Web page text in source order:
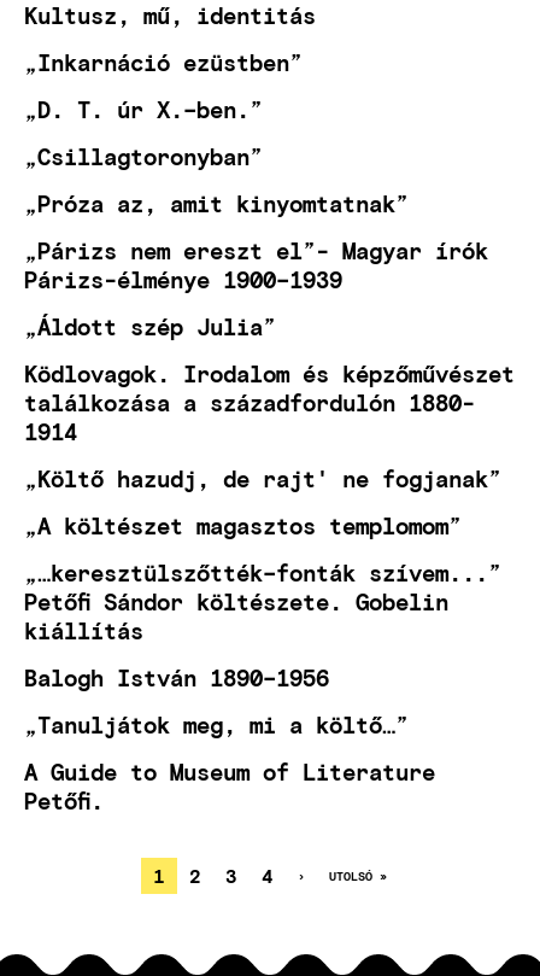
Kultusz, mű, identitás
„Inkarnáció ezüstben”
„D. T. úr X.–ben.”
„Csillagtoronyban”
„Próza az, amit kinyomtatnak”
„Párizs nem ereszt el”- Magyar írók
Párizs-élménye 1900–1939
„Áldott szép Julia”
Ködlovagok. Irodalom és képzőművészet
találkozása a századfordulón 1880-
1914
„Költő hazudj, de rajt' ne fogjanak”
„A költészet magasztos templomom”
„…keresztülszőtték–fonták szívem...”
Petőfi Sándor költészete. Gobelin
kiállítás
Balogh István 1890–1956
„Tanuljátok meg, mi a költő…”
A Guide to Museum of Literature
Petőfi.
OLDALSZÁMOZÁS
JELENLEGI
OLDAL
1 OLDAL
2 OLDAL
3 OLDAL
4
KÖVETKEZŐ
›
UTOLSÓ
UTOLSÓ »